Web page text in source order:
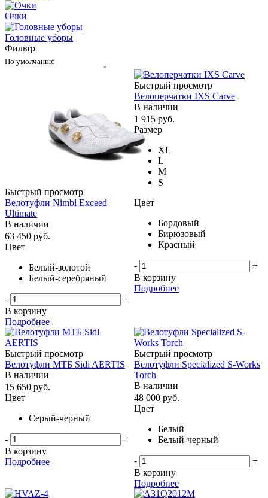
Очки
Головные уборы
Фильтр
По умолчанию
Быстрый просмотр
Велотуфли Nimbl Exceed
Ultimate
В наличии
63 450 руб.
Цвет
Белый-золотой
Белый-серебряный
-
+
В корзину
Подробнее
Быстрый просмотр
Велоперчатки IXS Carve
В наличии
1 915 руб.
Размер
XL
L
M
S
Цвет
Бордовый
Бирюзовый
Красный
-
+
В корзину
Подробнее
Быстрый просмотр
Велотуфли МТБ Sidi AERTIS
В наличии
15 650 руб.
Цвет
Серый-черный
-
+
В корзину
Подробнее
Быстрый просмотр
Велотуфли Specialized S-Works
Torch
В наличии
48 000 руб.
Цвет
Белый
Белый-черный
-
+
В корзину
Подробнее